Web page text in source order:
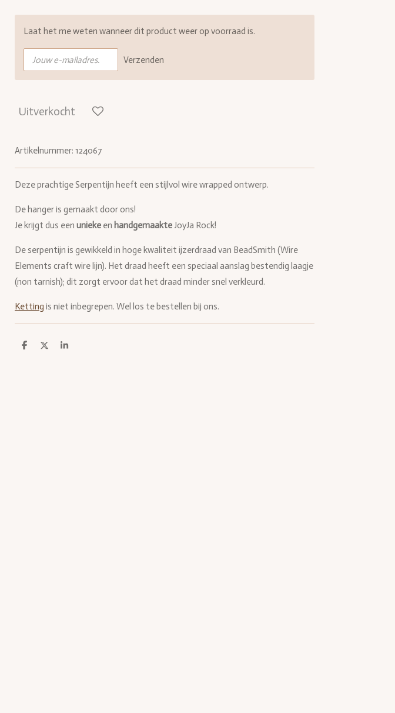
Laat het me weten wanneer dit product weer op voorraad is.
Verzenden
Uitverkocht
Artikelnummer: 124067
Deze prachtige Serpentijn heeft een stijlvol wire wrapped ontwerp.
De hanger is gemaakt door ons!
Je krijgt dus een unieke en handgemaakte JoyJa Rock!
De serpentijn is gewikkeld in hoge kwaliteit ijzerdraad van BeadSmith (Wire
Elements craft wire lijn). Het draad heeft een speciaal aanslag bestendig laagje
(non tarnish); dit zorgt ervoor dat het draad minder snel verkleurd.
Ketting is niet inbegrepen. Wel los te bestellen bij ons.
D
D
S